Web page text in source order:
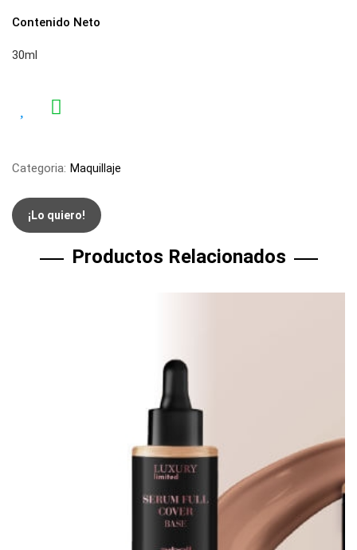
Contenido Neto
30ml
Categoria: Maquillaje
¡Lo quiero!
Productos Relacionados